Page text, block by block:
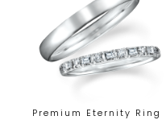
Premium Eternity Ring